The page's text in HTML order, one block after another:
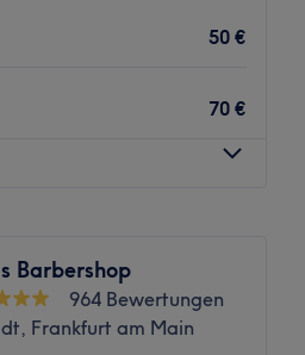
die Bushaltestelle
gesprochen.
50 €
70 €
Barbershop
964 Bewertungen
Frankfurt am Main